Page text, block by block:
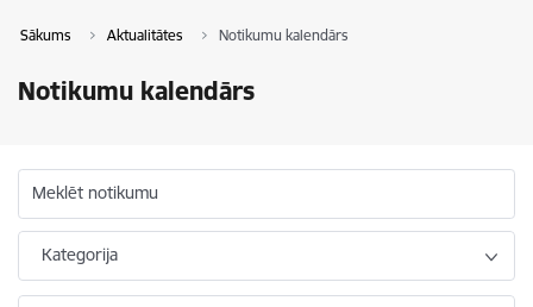
Sākums Aktualitātes Notikumu kalendārs
Notikumu kalendārs
Meklēt notikumu
Kategorija